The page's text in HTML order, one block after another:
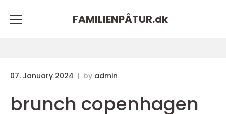
FAMILIENPÅTUR.dk
07. January 2024 by admin
brunch copenhagen